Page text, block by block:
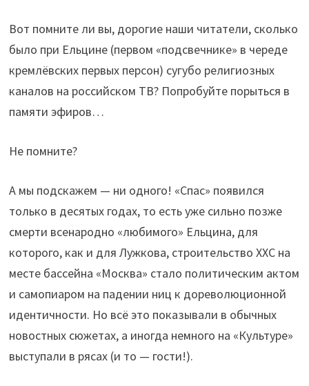
Вот помните ли вы, дорогие наши читатели, сколько
было при Ельцине (первом «подсвечнике» в череде
кремлёвских первых персон) сугубо религиозных
каналов на российском ТВ? Попробуйте порыться в
памяти эфиров…
Не помните?
А мы подскажем — ни одного! «Спас» появился
только в десятых годах, то есть уже сильно позже
смерти всенародно «любимого» Ельцина, для
которого, как и для Лужкова, строительство ХХС на
месте бассейна «Москва» стало политическим актом
и самопиаром на падении ниц к дореволюционной
идентичности. Но всё это показывали в обычных
новостных сюжетах, а иногда немного на «Культуре»
выступали в рясах (и то — гости!).